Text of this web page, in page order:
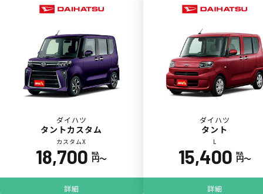
5
ジョイカル たすカッター3
ダイハツ
タントカスタム
カスタムX
18,700 税込
円〜
詳細
ダイハツ
タント
L
15,400 税込
円〜
詳細